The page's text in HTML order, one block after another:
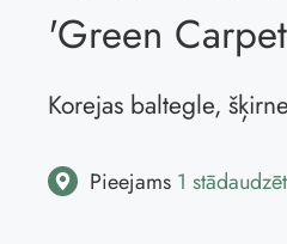
'Green
Korejas baltegle, šķirne
Pieejams 1